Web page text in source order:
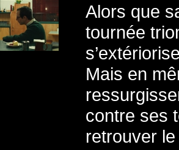
Alors que
tournée
Mais en
contre ses
retrouver